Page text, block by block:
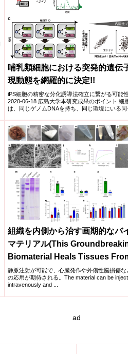
哺乳類細胞における突発的遺伝
現動態を網羅的に決定!!
iPS細胞の精密な分化誘導法確立に繋がる可能性
2020-06-18 広島大学本研究成果のポイント 細
は、同じゲノムDNAを持ち、同じ環境にいる同
組織を内側から治す画期的なバ
マテリアル(This
Biomaterial Heals Tissues
the Inside Out)
静脈注射が可能で、心臓発作や外傷性脳損傷な
の応用が期待される。The material can be
intravenously and ...
ad